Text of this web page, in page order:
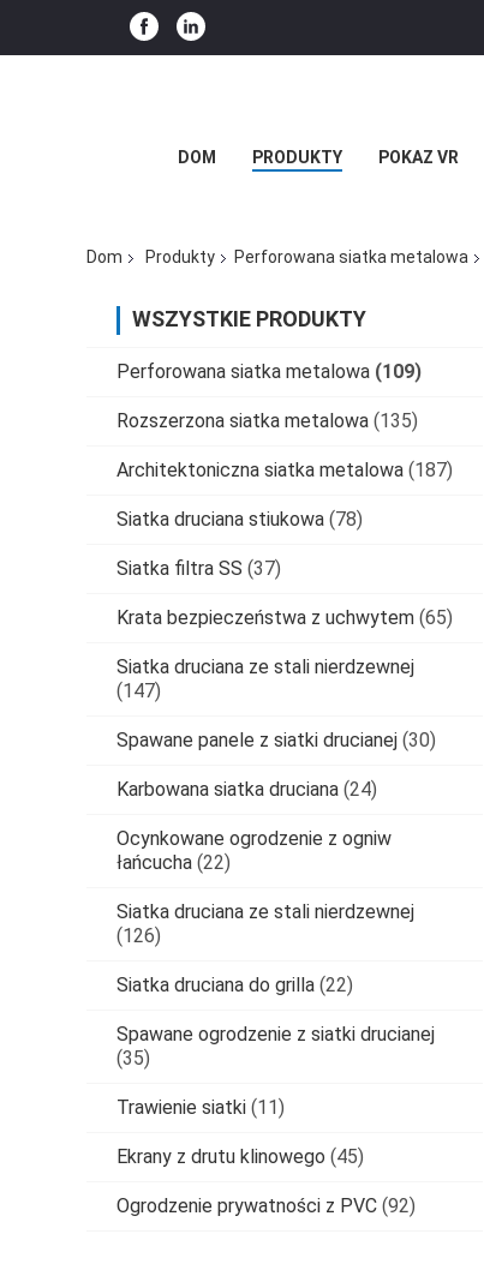
DOM PRODUKTY POKAZ VR
Dom Produkty Perforowana siatka metalowa
WSZYSTKIE PRODUKTY
Perforowana siatka metalowa (109)
Rozszerzona siatka metalowa (135)
Architektoniczna siatka metalowa (187)
Siatka druciana stiukowa (78)
Siatka filtra SS (37)
Krata bezpieczeństwa z uchwytem (65)
Siatka druciana ze stali nierdzewnej
(147)
Spawane panele z siatki drucianej (30)
Karbowana siatka druciana (24)
Ocynkowane ogrodzenie z ogniw
łańcucha (22)
Siatka druciana ze stali nierdzewnej
(126)
Siatka druciana do grilla (22)
Spawane ogrodzenie z siatki drucianej
(35)
Trawienie siatki (11)
Ekrany z drutu klinowego (45)
Ogrodzenie prywatności z PVC (92)